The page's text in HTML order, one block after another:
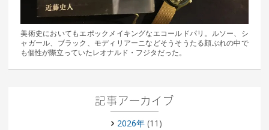
美術史においてもエポックメイキングなエコールドパリ。ルソー、シ
ャガール、ブラック、モディリアーニなどそうそうたる顔ぶれの中で
も個性が際立っていたレオナルド・フジタだった。
記事アーカイブ
2026年(11)